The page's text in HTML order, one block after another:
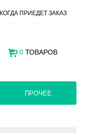
КОГДА ПРИЕДЕТ ЗАКАЗ
0 ТОВАРОВ
ПРОЧЕЕ